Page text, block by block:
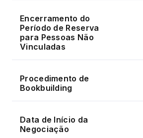
Encerramento do
Período de Reserva
para Pessoas Não
Vinculadas
Procedimento de
Bookbuilding
Data de Início da
Negociação